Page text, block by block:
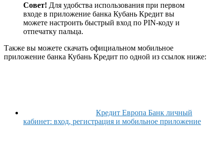
Совет! Для удобства использования при первом
входе в приложение банка Кубань Кредит вы
можете настроить быстрый вход по PIN-коду и
отпечатку пальца.
Также вы можете скачать официальном мобильное
приложение банка Кубань Кредит по одной из ссылок ниже:
Кредит Европа Банк личный
кабинет: вход, регистрация и мобильное приложение